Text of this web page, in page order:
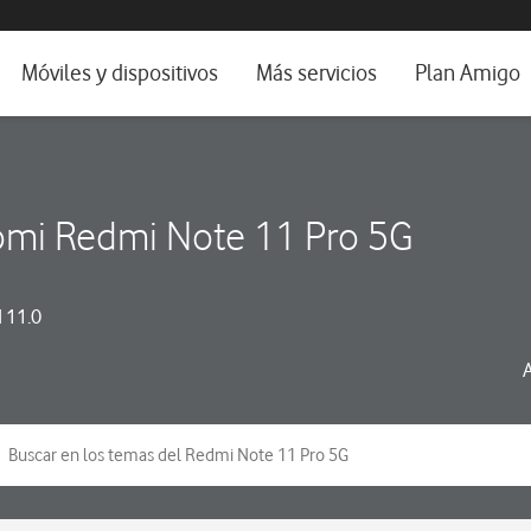
e idioma
Móviles y dispositivos
Ver todos
Más servicios Plan Amigo
Redmi Note 11 Pro 5G
11.0